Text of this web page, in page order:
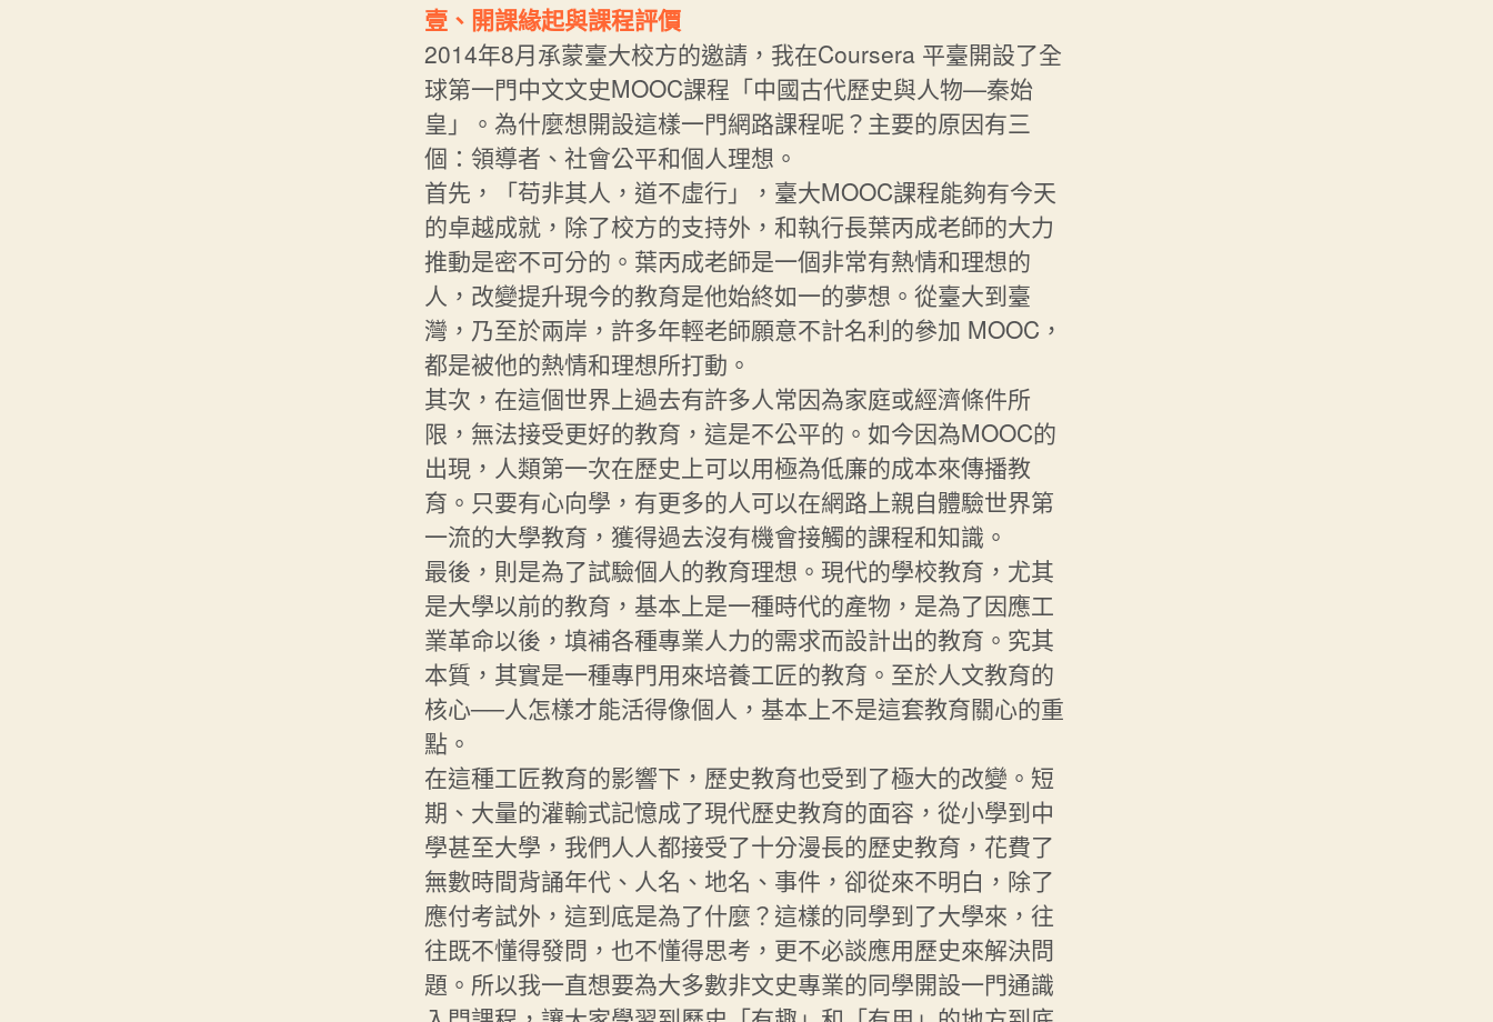
壹、開課緣起與課程評價
2014年8月承蒙臺大校方的邀請，我在Coursera 平臺開設了全
球第一門中文文史MOOC課程「中國古代歷史與人物—秦始
皇」。為什麼想開設這樣一門網路課程呢？主要的原因有三
個：領導者、社會公平和個人理想。
首先，「苟非其人，道不虛行」，臺大MOOC課程能夠有今天
的卓越成就，除了校方的支持外，和執行長葉丙成老師的大力
推動是密不可分的。葉丙成老師是一個非常有熱情和理想的
人，改變提升現今的教育是他始終如一的夢想。從臺大到臺
灣，乃至於兩岸，許多年輕老師願意不計名利的參加 MOOC，
都是被他的熱情和理想所打動。
其次，在這個世界上過去有許多人常因為家庭或經濟條件所
限，無法接受更好的教育，這是不公平的。如今因為MOOC的
出現，人類第一次在歷史上可以用極為低廉的成本來傳播教
育。只要有心向學，有更多的人可以在網路上親自體驗世界第
一流的大學教育，獲得過去沒有機會接觸的課程和知識。
最後，則是為了試驗個人的教育理想。現代的學校教育，尤其
是大學以前的教育，基本上是一種時代的產物，是為了因應工
業革命以後，填補各種專業人力的需求而設計出的教育。究其
本質，其實是一種專門用來培養工匠的教育。至於人文教育的
核心──人怎樣才能活得像個人，基本上不是這套教育關心的重
點。
在這種工匠教育的影響下，歷史教育也受到了極大的改變。短
期、大量的灌輸式記憶成了現代歷史教育的面容，從小學到中
學甚至大學，我們人人都接受了十分漫長的歷史教育，花費了
無數時間背誦年代、人名、地名、事件，卻從來不明白，除了
應付考試外，這到底是為了什麼？這樣的同學到了大學來，往
往既不懂得發問，也不懂得思考，更不必談應用歷史來解決問
題。所以我一直想要為大多數非文史專業的同學開設一門通識